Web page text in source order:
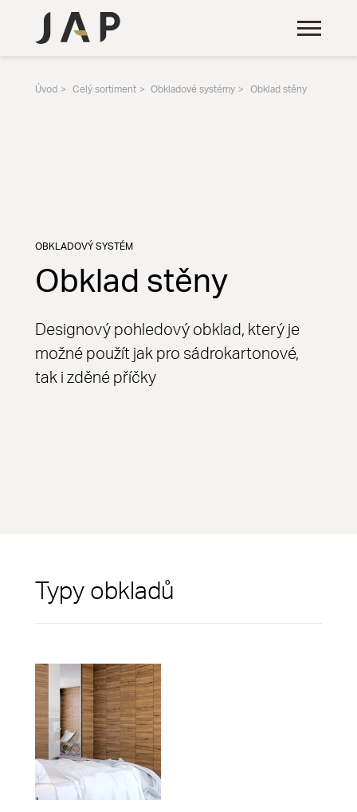
Úvod Celý sortiment Obkladové systémy Obklad stěny
OBKLADOVÝ SYSTÉM
Obklad stěny
Designový pohledový obklad, který je
možné použít jak pro sádrokartonové,
tak i zděné příčky
Typy obkladů